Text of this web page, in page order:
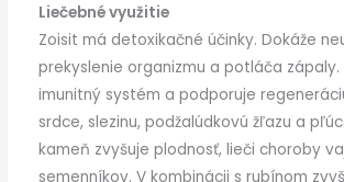
Liečebné využitie
Zoisit má detoxikačné účinky. Dokáže
prekyslenie organizmu a potláča zápaly.
imunitný systém a podporuje
srdce, slezinu, podžalúdkovú žľazu a
kameň zvyšuje plodnosť, lieči choroby
semenníkov. V kombinácii s rubínom